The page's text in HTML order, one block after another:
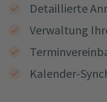
Detaillierte
Verwaltung
Kalender-